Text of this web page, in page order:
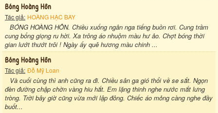
Bóng Hoàng Hôn
Tác giả: HOÀNG HẠC BAY
BÓNG HOÀNG HÔN. Chiều xuống ngân nga tiếng buồn rơi. Cung trầm
cung bổng giọng ru hời. Xa trông áo nhuộm màu hư ảo. Chợt bóng thời
gian lướt thướt trôi ! Ngày ấy quê hương màu chinh ...
Bóng Hoàng Hôn
Tác giả: Đỗ Mỹ Loan
Và cuối cùng thì anh cũng ra đi. Chiều sân ga gió thổi về se sắt. Ngọn
đèn đường chập chờn vàng hiu hắt. Em lặng thinh nghe nước mắt lưng
tròng. Trời bây giờ cũng vừa mới lập đông. Chiếc áo mỏng càng nghe đầy
buốt...